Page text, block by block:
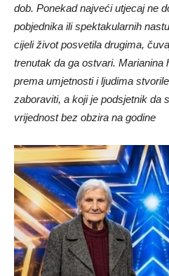
dob. Ponekad najveći utjecaj ne
pobjednika ili spektakularnih
cijeli život posvetila drugima,
trenutak da ga ostvari. Marianina
prema umjetnosti i ljudima
zaboraviti, a koji je podsjetnik da
vrijednost bez obzira na godine